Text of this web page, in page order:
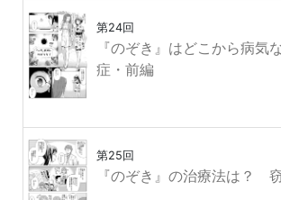
第24回
『のぞき』はどこから病
症・前編
第25回
『のぞき』の治療法は？